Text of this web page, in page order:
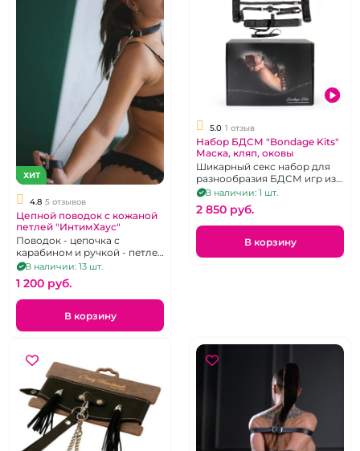
ХИТ
4.8 5 отзывов
Цепной поводок с кожаной
петлей "ИнтимХаус"
Поводок - цепочка с
карабином и ручкой - петлей
из кожи черного цвета
В наличии: 13 шт.
1 200 pуб.
В корзину
5.0 1 отзыв
Набор БДСМ "Bondage Kits"
Маска, кляп, оковы
Шикарный секс набор для
разнообразия БДСМ игр из
текстиля черного цвета.
В наличии: 1 шт.
2 850 pуб.
В корзину